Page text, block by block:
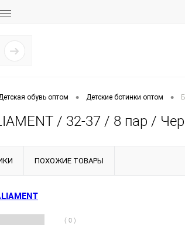
обувь оптом • Детские ботинки оптом •
/ 32-37 / 8 пар /
ПОХОЖИЕ ТОВАРЫ
( 0 )